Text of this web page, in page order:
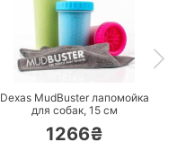
ПЕРЕЙТИ
Dexas MudBuster лапомойка
для собак, 15 см
1266₴